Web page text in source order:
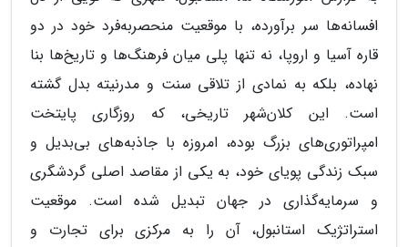
افسانه‌ها سر برآورده، با موقعیت منحصربه‌فرد خود در دو
قاره آسیا و اروپا، نه تنها پلی میان فرهنگ‌ها و تاریخ‌ها بنا
نهاده، بلکه به نمادی از تلاقی سنت و مدرنیته بدل گشته
است. این کلان‌شهر تاریخی، که روزگاری پایتخت
امپراتوری‌های بزرگ بوده، امروزه با جاذبه‌های بی‌بدیل و
سبک زندگی پویای خود، به یکی از مقاصد اصلی گردشگری
و سرمایه‌گذاری در جهان تبدیل شده است. موقعیت
استراتژیک استانبول، آن را به مرکزی برای تجارت و